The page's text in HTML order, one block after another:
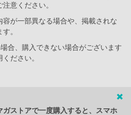
意ください。
が一部異なる場合や、掲載されな
。
合、購入できない場合がございます
ださい。
ストアで一度購入すると、スマホ